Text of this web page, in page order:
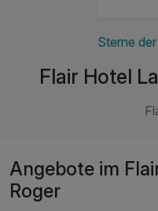
Sterne
Flair Hotel
Angebote im
Roger